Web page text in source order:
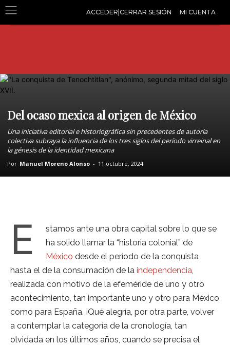
ACCEDER|CERRAR SESIÓN MI CUENTA
Del ocaso mexica al origen de México
Una iniciativa editorial e historiográfica sin precedentes de autoría
colectiva subraya la influencia de los tres siglos del período virreinal en
la génesis de la identidad mexicana
Por Manuel Moreno Alonso - 11 octubre, 2024
E
stamos ante una obra capital sobre lo que se
ha solido llamar la “historia colonial” de
México desde el período de la conquista
hasta el de la consumación de la independencia,
realizada con motivo de la efeméride de uno y otro
acontecimiento, tan importante uno y otro para México
como para España. ¡Qué alegría, por otra parte, volver
a contemplar la categoría de la cronología, tan
olvidada en los últimos años, cuando se precisa el